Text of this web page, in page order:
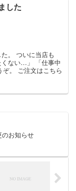
した
。 ついに当店も
くない…」 「仕事中
。 ご注文はこちら
お知らせ